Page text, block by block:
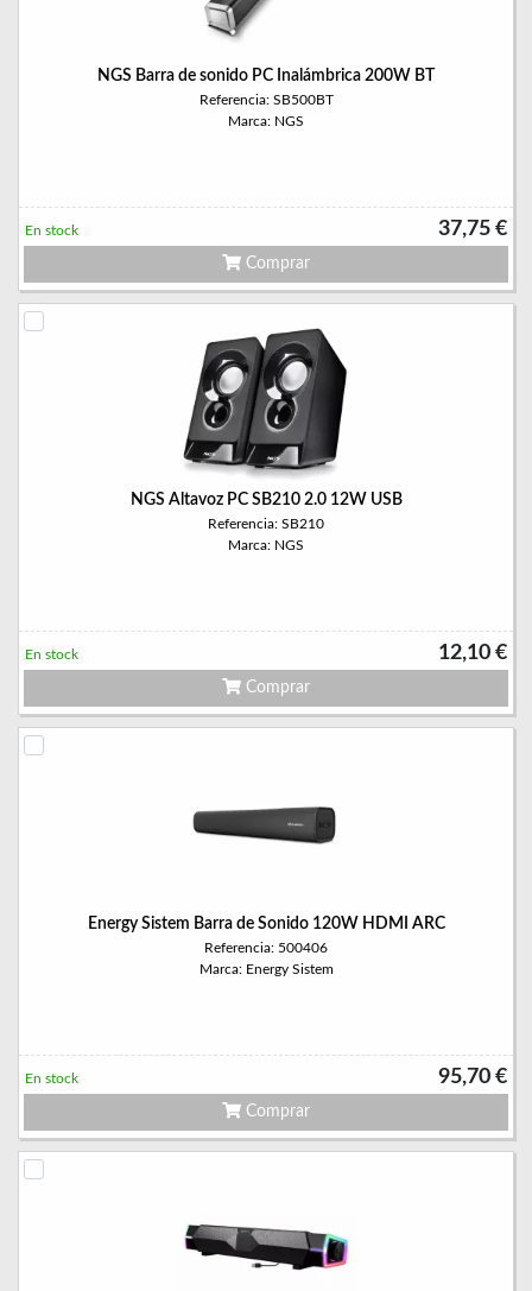
NGS Barra de sonido PC Inalámbrica 200W BT
Referencia: SB500BT
Marca: NGS
37,75 €
En stock
Comprar
NGS Altavoz PC SB210 2.0 12W USB
Referencia: SB210
Marca: NGS
12,10 €
En stock
Comprar
Energy Sistem Barra de Sonido 120W HDMI ARC
Referencia: 500406
Marca: Energy Sistem
95,70 €
En stock
Comprar